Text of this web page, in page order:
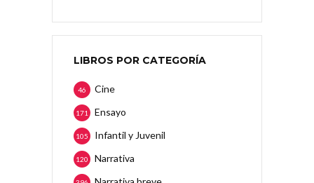
LIBROS POR CATEGORÍA
Cine
46
Ensayo
171
Infantil y Juvenil
105
Narrativa
120